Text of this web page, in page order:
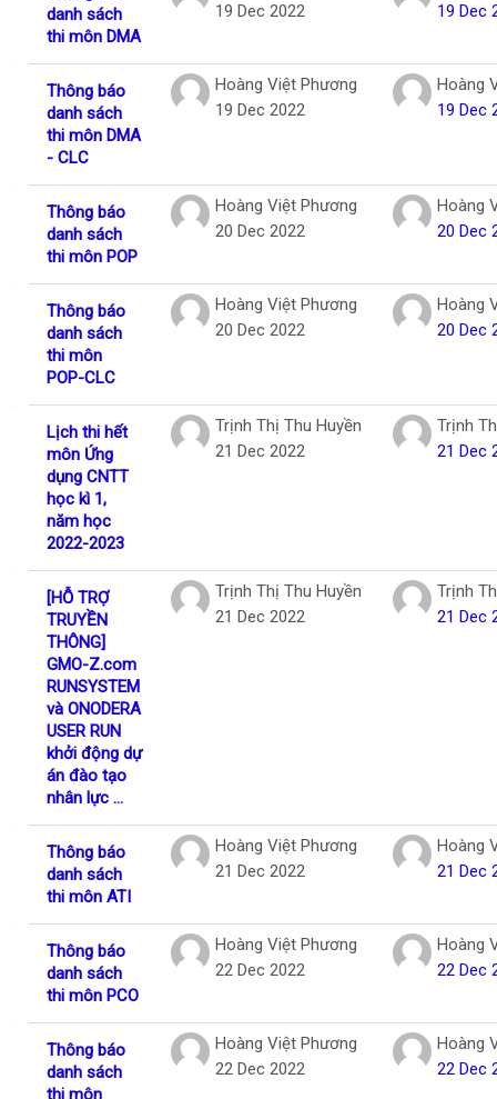
danh sách
thi môn DMA
19 Dec 2022
19 Dec
Thông báo
danh sách
thi môn DMA
- CLC
Hoàng Việt Phương
19 Dec 2022
Hoàng
19 Dec
Thông báo
danh sách
thi môn POP
Hoàng Việt Phương
20 Dec 2022
Hoàng
20 Dec
Thông báo
danh sách
thi môn
POP-CLC
Hoàng Việt Phương
20 Dec 2022
Hoàng
20 Dec
Lịch thi hết
môn Ứng
dụng CNTT
học kì 1,
năm học
2022-2023
Trịnh Thị Thu Huyền
21 Dec 2022
Trịnh
21 Dec
[HỖ TRỢ
TRUYỀN
THÔNG]
GMO-Z.com
RUNSYSTEM
và ONODERA
USER RUN
khởi động dự
án đào tạo
nhân lực ...
Trịnh Thị Thu Huyền
21 Dec 2022
Trịnh
21 Dec
Thông báo
danh sách
thi môn ATI
Hoàng Việt Phương
21 Dec 2022
Hoàng
21 Dec
Thông báo
danh sách
thi môn PCO
Hoàng Việt Phương
22 Dec 2022
Hoàng
22 Dec
Thông báo
danh sách
thi môn
Hoàng Việt Phương
22 Dec 2022
Hoàng
22 Dec